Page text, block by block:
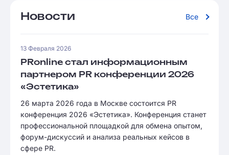
Новости Все
13 Февраля 2026
PRonline стал информационным
партнером PR конференции 2026
«Эстетика»
26 марта 2026 года в Москве состоится PR
конференция 2026 «Эстетика». Конференция станет
профессиональной площадкой для обмена опытом,
форум-дискуссий и анализа реальных кейсов в
сфере PR.